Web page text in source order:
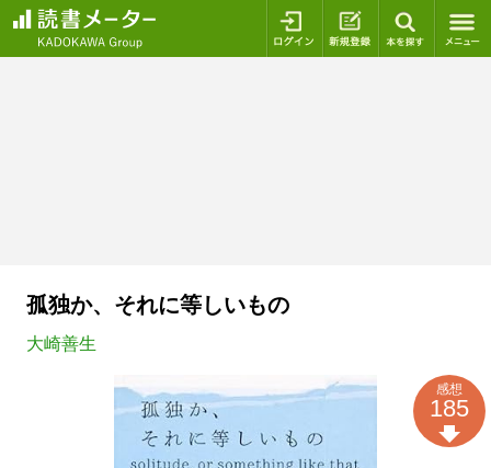
ログイン 新規登録
孤独か、それに等しいもの
大崎善生
感想
185